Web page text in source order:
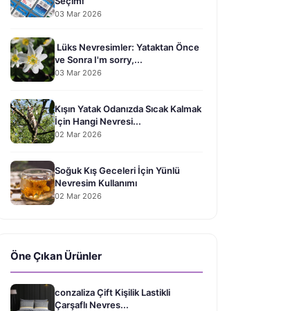
03 Mar 2026
Lüks Nevresimler: Yataktan Önce
ve Sonra I'm sorry,...
03 Mar 2026
Kışın Yatak Odanızda Sıcak Kalmak
İçin Hangi Nevresi...
02 Mar 2026
Soğuk Kış Geceleri İçin Yünlü
Nevresim Kullanımı
02 Mar 2026
Öne Çıkan Ürünler
conzaliza Çift Kişilik Lastikli
Çarşaflı Nevres...